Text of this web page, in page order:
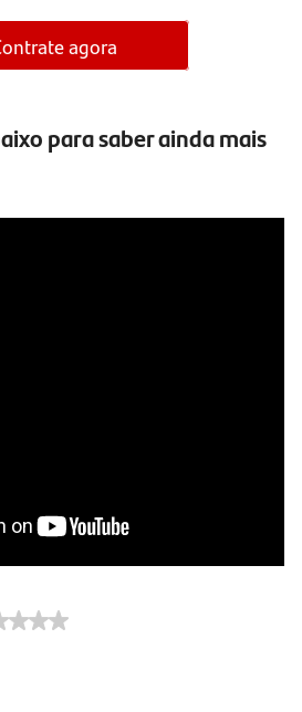
agora
para saber ainda mais